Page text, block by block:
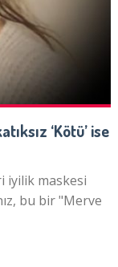
‘Kötü’ ise
iyilik maskesi
bu bir "Merve